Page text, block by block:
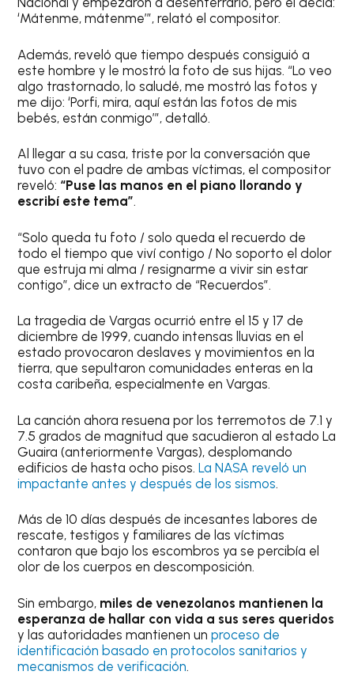
‘Mátenme, mátenme’”, relató el compositor.
Además, reveló que tiempo después consiguió a
este hombre y le mostró la foto de sus hijas. “Lo veo
algo trastornado, lo saludé, me mostró las fotos y
me dijo: ‘Porfi, mira, aquí están las fotos de mis
bebés, están conmigo’”, detalló.
Al llegar a su casa, triste por la conversación que
tuvo con el padre de ambas víctimas, el compositor
reveló: “Puse las manos en el piano llorando y
escribí este tema”.
“Solo queda tu foto / solo queda el recuerdo de
todo el tiempo que viví contigo / No soporto el dolor
que estruja mi alma / resignarme a vivir sin estar
contigo”, dice un extracto de “Recuerdos”.
La tragedia de Vargas ocurrió entre el 15 y 17 de
diciembre de 1999, cuando intensas lluvias en el
estado provocaron deslaves y movimientos en la
tierra, que sepultaron comunidades enteras en la
costa caribeña, especialmente en Vargas.
La canción ahora resuena por los terremotos de 7.1 y
7.5 grados de magnitud que sacudieron al estado La
Guaira (anteriormente Vargas), desplomando
edificios de hasta ocho pisos.La NASA reveló un
impactante antes y después de los sismos.
Más de 10 días después de incesantes labores de
rescate, testigos y familiares de las víctimas
contaron que bajo los escombros ya se percibía el
olor de los cuerpos en descomposición.
Sin embargo, miles de venezolanos mantienen la
esperanza de hallar con vida a sus seres queridos
y las autoridades mantienen unproceso de
identificación basado en protocolos sanitarios y
mecanismos de verificación.